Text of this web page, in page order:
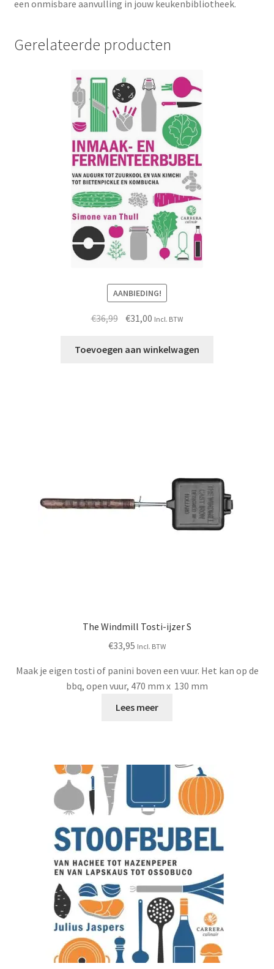
een onmisbare aanvulling in jouw keukenbibliotheek.
Gerelateerde producten
AANBIEDING!
€36,99 Oorspronkelijke
was:
€31,00 Huidige
is:
Incl. BTW
Toevoegen aan winkelwagen
The Windmill Tosti-ijzer S
€33,95 Incl. BTW
Maak je eigen tosti of panini boven een vuur. Het kan op de
bbq, open vuur, 470 mm x 130 mm
Lees meer